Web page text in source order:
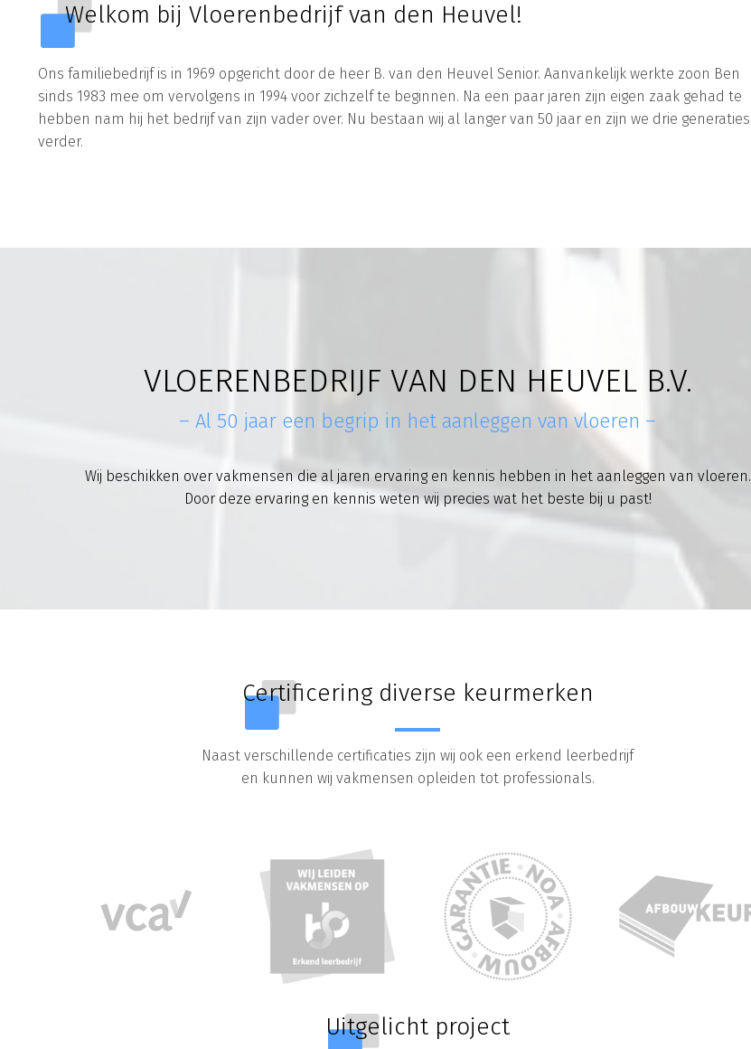
Welkom bij Vloerenbedrijf van den Heuvel!
Ons familiebedrijf is in 1969 opgericht door de heer B. van den Heuvel Senior. Aanvankelijk werkte zoon Ben
sinds 1983 mee om vervolgens in 1994 voor zichzelf te beginnen. Na een paar jaren zijn eigen zaak gehad te
hebben nam hij het bedrijf van zijn vader over. Nu bestaan wij al langer van 50 jaar en zijn we drie generaties
verder.
VLOERENBEDRIJF VAN DEN HEUVEL B.V.
– Al 50 jaar een begrip in het aanleggen van vloeren –
Wij beschikken over vakmensen die al jaren ervaring en kennis hebben in het aanleggen van vloeren.
Door deze ervaring en kennis weten wij precies wat het beste bij u past!
Certificering diverse keurmerken
Naast verschillende certificaties zijn wij ook een erkend leerbedrijf
en kunnen wij vakmensen opleiden tot professionals.
Uitgelicht project